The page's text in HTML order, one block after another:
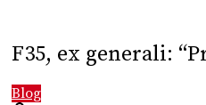
F35, ex generali:
Blog